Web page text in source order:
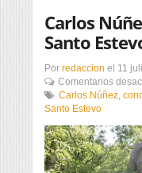
Carlos
Santo
Por redaccion el 11
Comentarios
Carlos Núñez,
Santo Estevo